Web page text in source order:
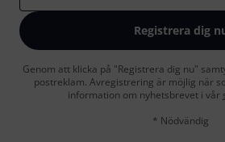
Registrera dig
Genom att klicka på "Registrera dig nu"
postreklam. Avregistrering är möjlig när
information om nyhetsbrevet i vår
* Nödvändig